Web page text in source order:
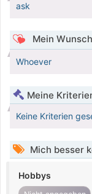
ask
Mein
Whoever
Meine
Keine Kriterien
Mich besser
Hobbys